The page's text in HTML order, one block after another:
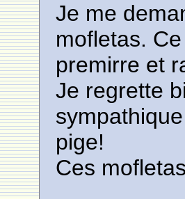
Je me
mofletas.
premirre et
Je regrette
pige!
Ces